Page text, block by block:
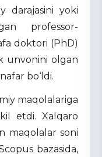
darajasini yoki
professor-
doktori (PhD)
unvonini olgan
bo‘ldi.
maqolalariga
etdi. Xalqaro
maqolalar soni
bazasida,